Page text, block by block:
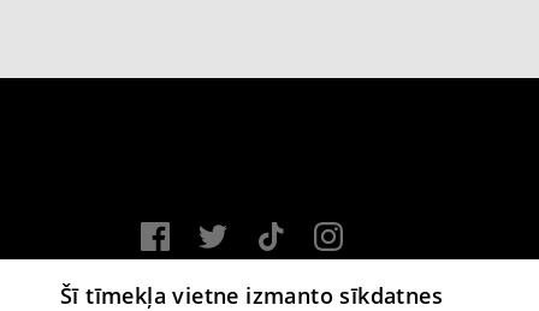
Vortal assistance service: e-mail -
Šī tīmekļa vietne izmanto sīkdatnes